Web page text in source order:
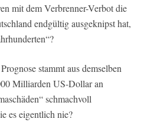
mit dem Verbrenner-Verbot die
endgültig ausgeknipst hat,
stammt aus demselben
Milliarden US-Dollar an
schmachvoll
es eigentlich nie?